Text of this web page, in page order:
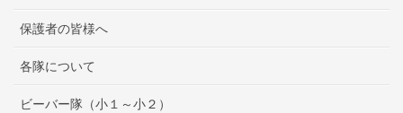
保護者の皆様へ
各隊について
ビーバー隊（小１～小２）